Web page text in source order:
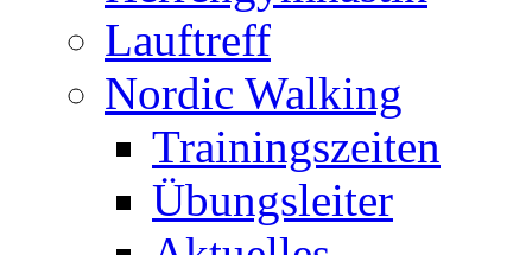
Lauftreff
Nordic Walking
Trainingszeiten
Übungsleiter